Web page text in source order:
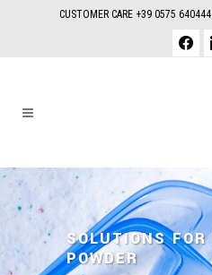
CUSTOMER CARE +39 0575
SOLUTIONS FOR
POWDER